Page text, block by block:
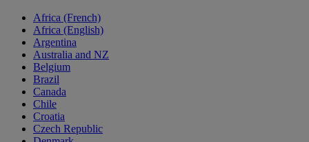
Africa (French)
Africa (English)
Argentina
Australia and NZ
Belgium
Brazil
Canada
Chile
Croatia
Czech Republic